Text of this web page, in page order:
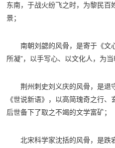
东南，于战火纷飞之时，为黎民百
景；
南朝刘勰的风骨，是寄于《文
所凝”，以手写心、以文化人，为
荆州刺史刘义庆的风骨，是退
《世说新语》，以高简瑰奇之行
后世备下了取之不竭的文学富矿；
北宋科学家沈括的风骨，是跌